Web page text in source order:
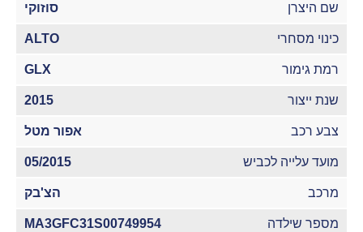
שם היצרן סוזוקי
כינוי מסחרי ALTO
רמת גימור GLX
שנת ייצור 2015
צבע רכב אפור מטל
מועד עלייה לכביש 05/2015
מרכב הצ'בק
מספר שילדה MA3GFC31S00749954